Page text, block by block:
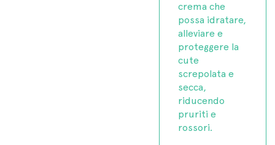
crema che
possa idratare,
alleviare e
proteggere la
cute
screpolata e
secca,
riducendo
pruriti e
rossori.